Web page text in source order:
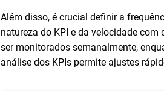
Além disso, é crucial definir a
natureza do KPI e da velocidade
ser monitorados semanalmente,
análise dos KPIs permite ajustes